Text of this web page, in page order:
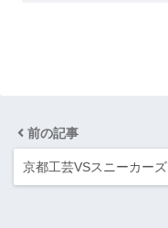
前の記事
京都工芸VSスニーカーズ